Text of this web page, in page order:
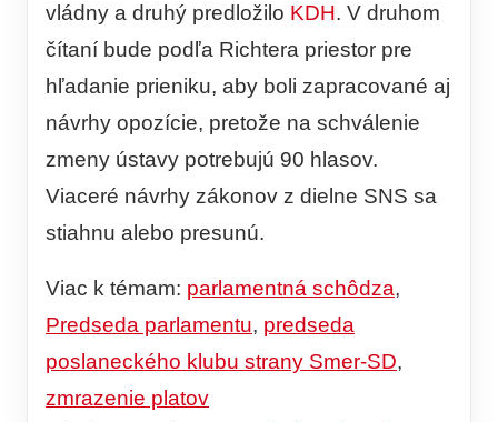
vládny a druhý predložilo KDH. V druhom
čítaní bude podľa Richtera priestor pre
hľadanie prieniku, aby boli zapracované aj
návrhy opozície, pretože na schválenie
zmeny ústavy potrebujú 90 hlasov.
Viaceré návrhy zákonov z dielne SNS sa
stiahnu alebo presunú.
Viac k témam: parlamentná schôdza,
Predseda parlamentu, predseda
poslaneckého klubu strany Smer-SD,
zmrazenie platov